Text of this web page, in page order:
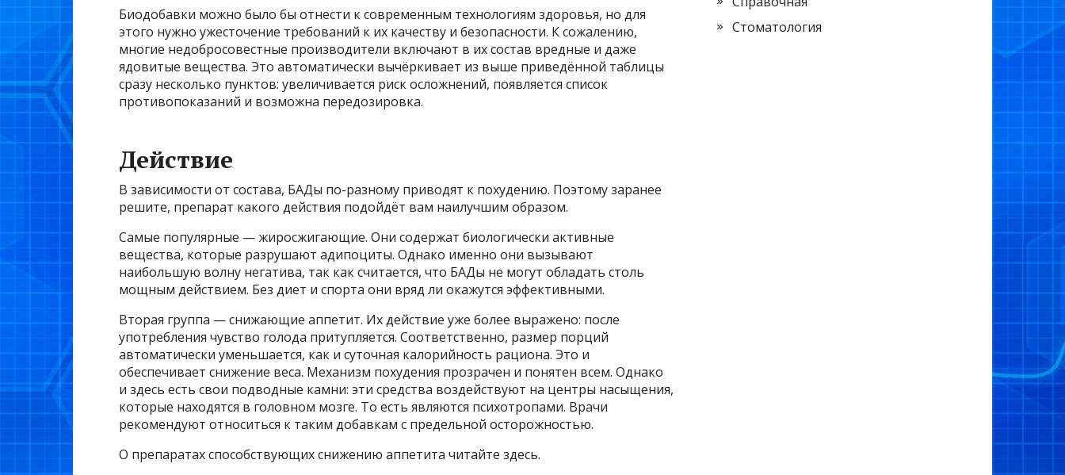
Биодобавки можно было бы отнести к современным технологиям здоровья, но для
этого нужно ужесточение требований к их качеству и безопасности. К сожалению,
многие недобросовестные производители включают в их состав вредные и даже
ядовитые вещества. Это автоматически вычёркивает из выше приведённой таблицы
сразу несколько пунктов: увеличивается риск осложнений, появляется список
противопоказаний и возможна передозировка.
Действие
В зависимости от состава, БАДы по-разному приводят к похудению. Поэтому заранее
решите, препарат какого действия подойдёт вам наилучшим образом.
Самые популярные — жиросжигающие. Они содержат биологически активные
вещества, которые разрушают адипоциты. Однако именно они вызывают
наибольшую волну негатива, так как считается, что БАДы не могут обладать столь
мощным действием. Без диет и спорта они вряд ли окажутся эффективными.
Вторая группа — снижающие аппетит. Их действие уже более выражено: после
употребления чувство голода притупляется. Соответственно, размер порций
автоматически уменьшается, как и суточная калорийность рациона. Это и
обеспечивает снижение веса. Механизм похудения прозрачен и понятен всем. Однако
и здесь есть свои подводные камни: эти средства воздействуют на центры насыщения,
которые находятся в головном мозге. То есть являются психотропами. Врачи
рекомендуют относиться к таким добавкам с предельной осторожностью.
О препаратах способствующих снижению аппетита читайте здесь.
Стоматология